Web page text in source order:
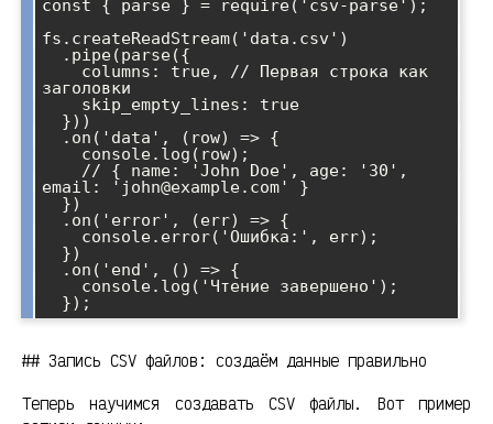
const { parse } = require('csv-parse');
fs.createReadStream('data.csv')
заголовки
email: 'john@example.com' }
## Запись CSV файлов: создаём данные правильно
Теперь научимся создавать CSV файлы. Вот пример